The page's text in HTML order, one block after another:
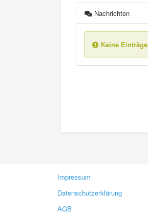
Nachrichten
Keine Einträge
Impressum
Datenschutzerklärung
AGB